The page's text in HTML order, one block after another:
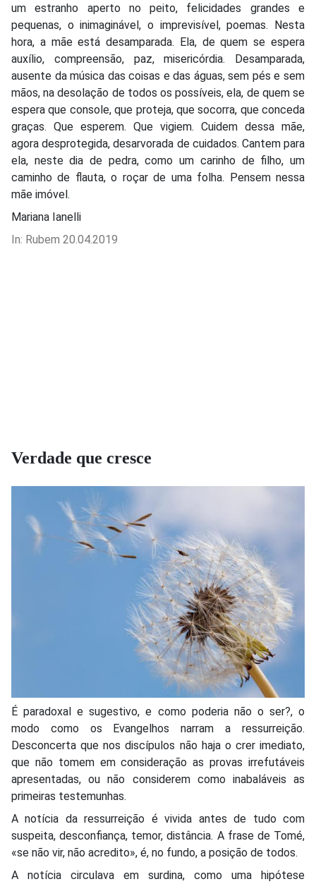
um estranho aperto no peito, felicidades grandes e
pequenas, o inimaginável, o imprevisível, poemas. Nesta
hora, a mãe está desamparada. Ela, de quem se espera
auxílio, compreensão, paz, misericórdia. Desamparada,
ausente da música das coisas e das águas, sem pés e sem
mãos, na desolação de todos os possíveis, ela, de quem se
espera que console, que proteja, que socorra, que conceda
graças. Que esperem. Que vigiem. Cuidem dessa mãe,
agora desprotegida, desarvorada de cuidados. Cantem para
ela, neste dia de pedra, como um carinho de filho, um
caminho de flauta, o roçar de uma folha. Pensem nessa
mãe imóvel.
Mariana Ianelli
In: Rubem 20.04.2019
Verdade que cresce
É paradoxal e sugestivo, e como poderia não o ser?, o
modo como os Evangelhos narram a ressurreição.
Desconcerta que nos discípulos não haja o crer imediato,
que não tomem em consideração as provas irrefutáveis
apresentadas, ou não considerem como inabaláveis as
primeiras testemunhas.
A notícia da ressurreição é vivida antes de tudo com
suspeita, desconfiança, temor, distância. A frase de Tomé,
«se não vir, não acredito», é, no fundo, a posição de todos.
A notícia circulava em surdina, como uma hipótese